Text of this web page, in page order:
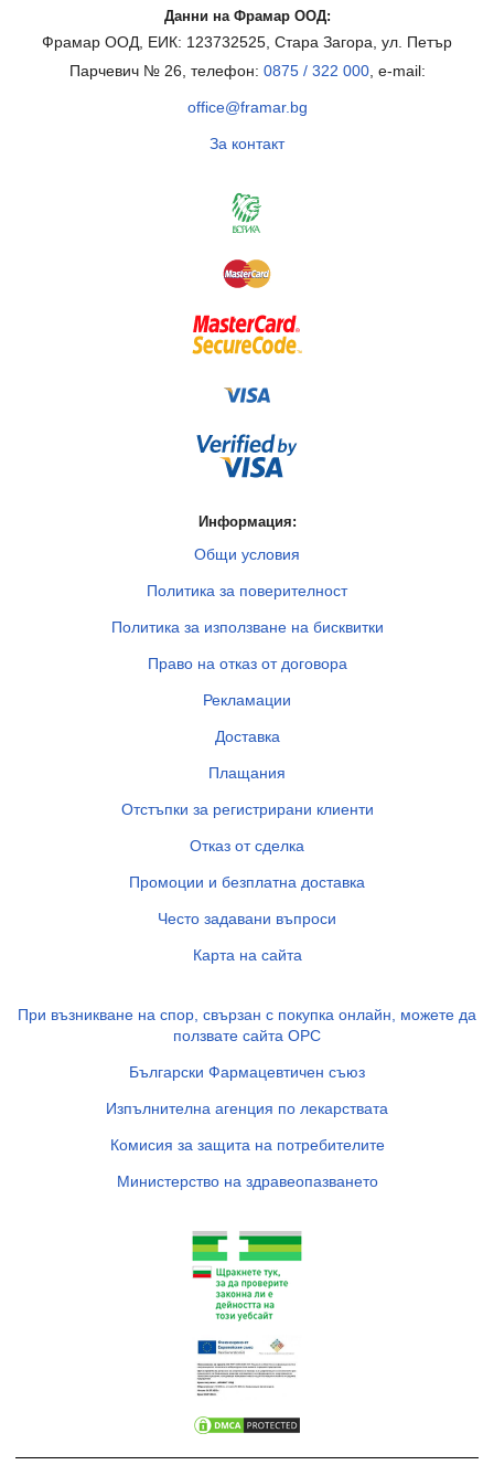
Данни на Фрамар ООД:
Фрамар ООД, ЕИК: 123732525, Стара Загора, ул. Петър
Парчевич № 26, телефон: 0875 / 322 000, e-mail:
office@framar.bg
За контакт
Информация:
Общи условия
Политика за поверителност
Политика за използване на бисквитки
Право на отказ от договора
Рекламации
Доставка
Плащания
Отстъпки за регистрирани клиенти
Отказ от сделка
Промоции и безплатна доставка
Често задавани въпроси
Карта на сайта
При възникване на спор, свързан с покупка онлайн, можете да
ползвате сайта ОРС
Български Фармацевтичен съюз
Изпълнителна агенция по лекарствата
Комисия за защита на потребителите
Министерство на здравеопазването